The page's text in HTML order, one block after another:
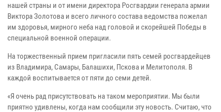
нашей страны и от имени директора Росгвардии генерала армии
Виктора Золотова и всего личного состава ведомства пожелал
им здоровья, мирного неба над головой и скорейшей Победы в
специальной военной операции.
На торжественный прием пригласили пять семей росгвардейцев
из Владимира, Самары, Балашихи, Пскова и Мелитополя. В
каждой воспитывается от пяти до семи детей.
«Я очень рад присутствовать на таком мероприятии. Мы были
приятно удивлены, когда нам сообщили эту новость. Считаю, что